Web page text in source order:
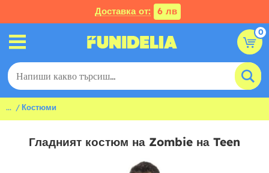
Доставка от: 6 лв
0
... Костюми
Гладният костюм на Zombie на Teen